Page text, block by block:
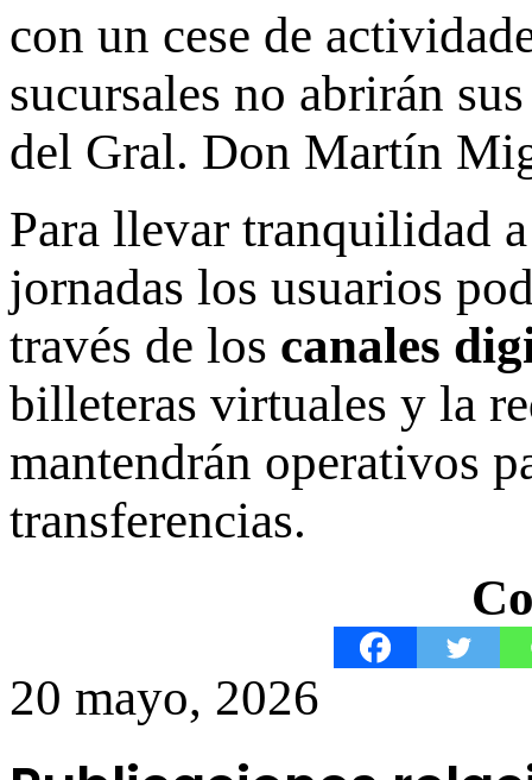
con un cese de
sucursales no abrirán
del Gral. Don Martín
Para llevar tranquilidad
jornadas los usuarios
través de los canales
billeteras virtuales y la
mantendrán operativos
transferencias.
20 mayo, 2026